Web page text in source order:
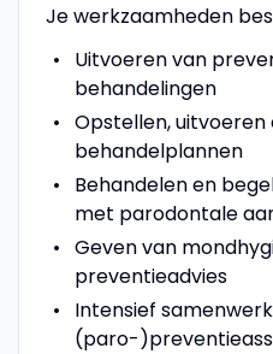
Je werkzaamheden
Uitvoeren van
behandelingen
Opstellen, uitvoeren
behandelplannen
Behandelen en
met parodontale
Geven van
preventieadvies
Intensief
(paro-